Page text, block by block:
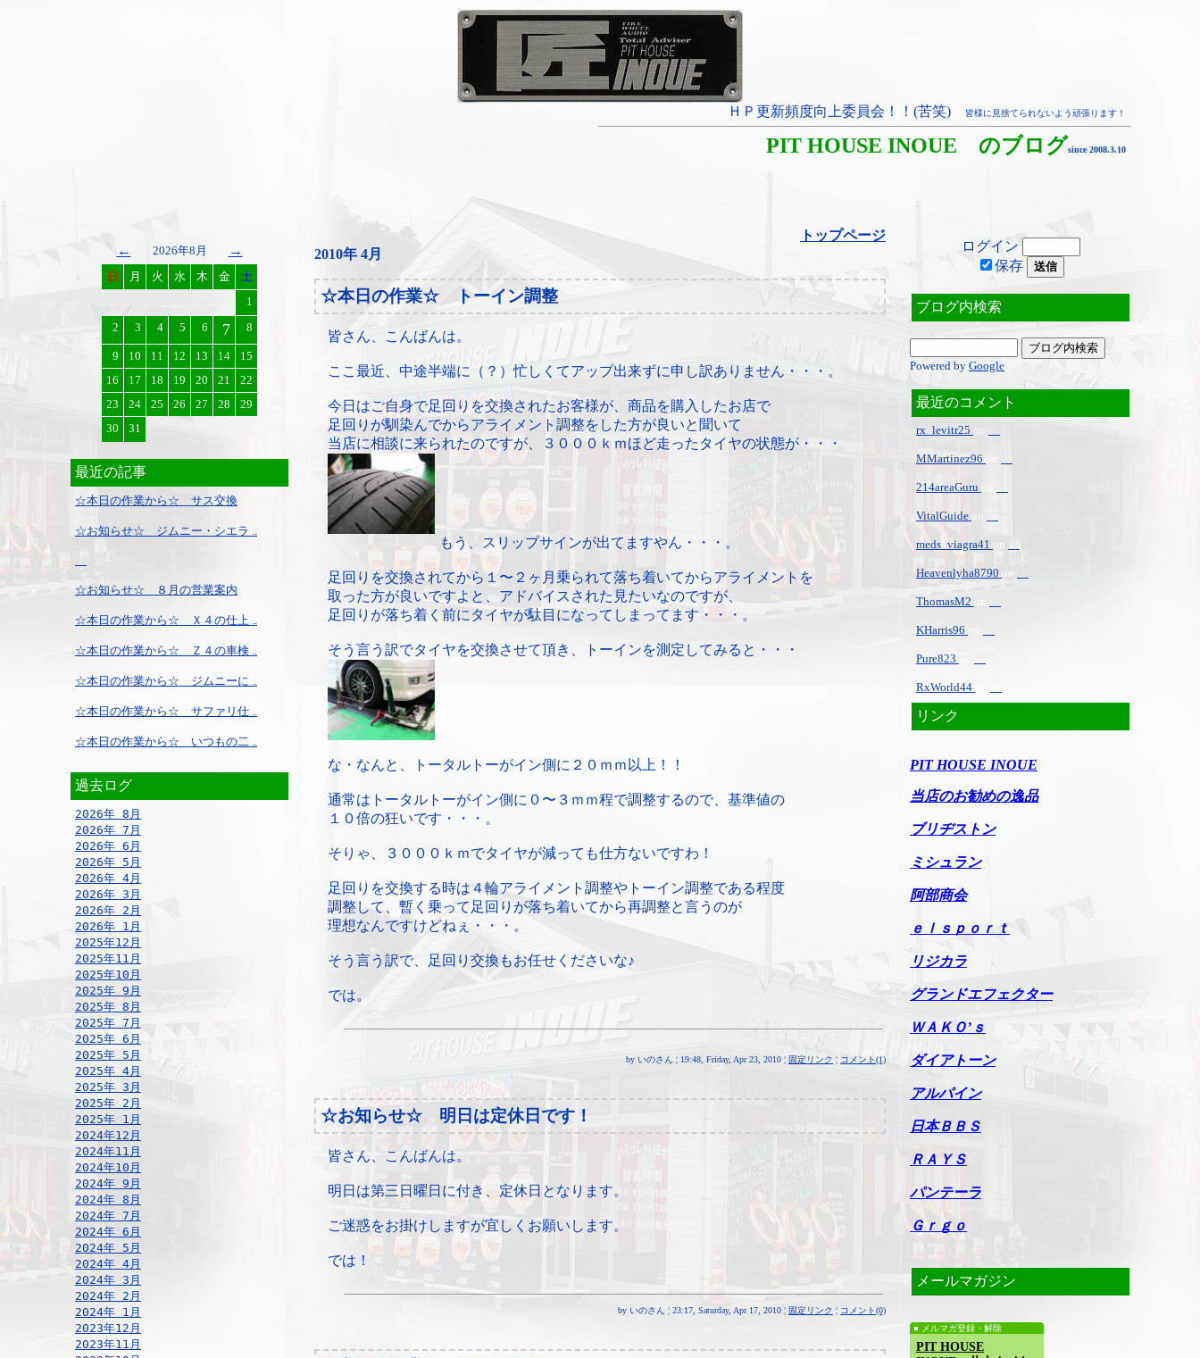
ＨＰ更新頻度向上委員会！！(苦笑) 皆様に見捨てられないよう頑張ります！
PIT HOUSE INOUE のブログsince 2008.3.10
← 2026年8月 →
日 月 火 水 木 金
土
1
2
3 4 5 6 7 8
9 10 11 12 13 14
15
16
17 18 19 20 21
22
23
24 25 26 27 28
29
30
31
最近の記事
☆本日の作業から☆ サス交換
☆お知らせ☆ ジムニー・シエラ ..
☆お知らせ☆ ８月の営業案内
☆本日の作業から☆ Ｘ４の仕上 ..
☆本日の作業から☆ Ｚ４の車検 ..
☆本日の作業から☆ ジムニーに ..
☆本日の作業から☆ サファリ仕 ..
☆本日の作業から☆ いつもの二 ..
過去ログ
2026年 8月
2026年 7月
2026年 6月
2026年 5月
2026年 4月
2026年 3月
2026年 2月
2026年 1月
2025年12月
2025年11月
2025年10月
2025年 9月
2025年 8月
2025年 7月
2025年 6月
2025年 5月
2025年 4月
2025年 3月
2025年 2月
2025年 1月
2024年12月
2024年11月
2024年10月
2024年 9月
2024年 8月
2024年 7月
2024年 6月
2024年 5月
2024年 4月
2024年 3月
2024年 2月
2024年 1月
2023年12月
2023年11月
トップページ
2010年 4月
☆本日の作業☆ トーイン調整
皆さん、こんばんは。
ここ最近、中途半端に（？）忙しくてアップ出来ずに申し訳ありません・・・。
今日はご自身で足回りを交換されたお客様が、商品を購入したお店で
足回りが馴染んでからアライメント調整をした方が良いと聞いて
当店に相談に来られたのですが、３０００ｋｍほど走ったタイヤの状態が・・・
もう、スリップサインが出てますやん・・・。
足回りを交換されてから１〜２ヶ月乗られて落ち着いてからアライメントを
取った方が良いですよと、アドバイスされた見たいなのですが、
足回りが落ち着く前にタイヤが駄目になってしまってます・・・。
そう言う訳でタイヤを交換させて頂き、トーインを測定してみると・・・
な・なんと、トータルトーがイン側に２０ｍｍ以上！！
通常はトータルトーがイン側に０〜３ｍｍ程で調整するので、基準値の
１０倍の狂いです・・・。
そりゃ、３０００ｋｍでタイヤが減っても仕方ないですわ！
足回りを交換する時は４輪アライメント調整やトーイン調整である程度
調整して、暫く乗って足回りが落ち着いてから再調整と言うのが
理想なんですけどねぇ・・・。
そう言う訳で、足回り交換もお任せくださいな♪
では。
by いのさん ¦ 19:48, Friday, Apr 23, 2010 ¦ 固定リンク ¦ コメント(1)
☆お知らせ☆ 明日は定休日です！
皆さん、こんばんは。
明日は第三日曜日に付き、定休日となります。
ご迷惑をお掛けしますが宜しくお願いします。
では！
by いのさん ¦ 23:17, Saturday, Apr 17, 2010 ¦ 固定リンク ¦ コメント(0)
ログイン
保存
ブログ内検索
Powered by Google
最近のコメント
rx_levitr25 on
MMartinez96
214areaGuru
VitalGuide on
meds_viagra41 on
Heavenlyha8790 on
ThomasM2 on
KHarris96
Pure823
RxWorld44
リンク
PIT HOUSE INOUE
当店のお勧めの逸品
ブリヂストン
ミシュラン
阿部商会
ｅｌｓｐｏｒｔ
リジカラ
グランドエフェクター
ＷＡＫＯ’ｓ
ダイアトーン
アルパイン
日本ＢＢＳ
ＲＡＹＳ
パンテーラ
Ｇｒｇｏ
メールマガジン
メルマガ登録・解除
PIT HOUSE